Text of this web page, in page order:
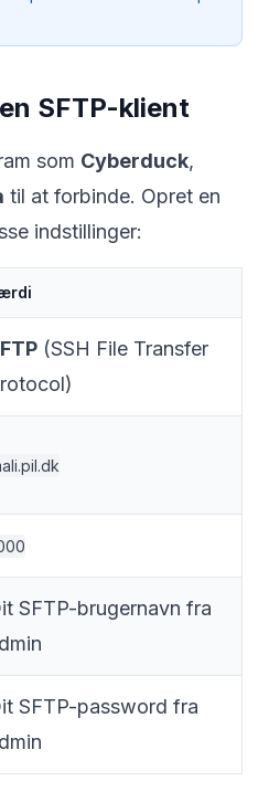
SFTP-klient
som Cyberduck,
til at forbinde. Opret en
indstillinger:
(SSH File Transfer
SFTP-brugernavn fra
SFTP-password fra